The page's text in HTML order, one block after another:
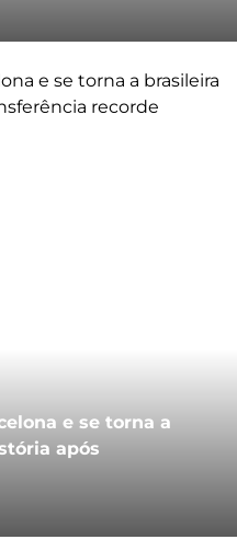
e se torna a
após